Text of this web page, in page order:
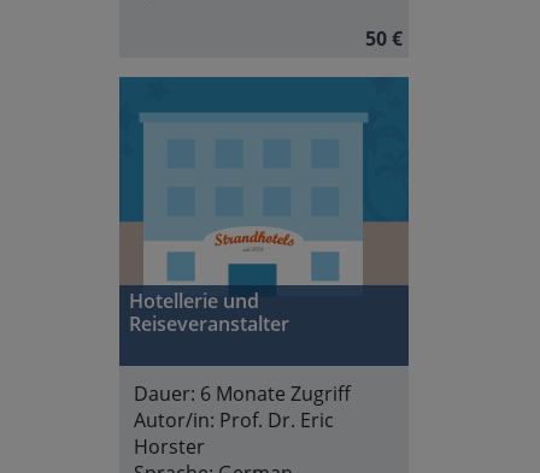
50 €
Hotellerie und
Reiseveranstalter
Dauer: 6 Monate Zugriff
Autor/in: Prof. Dr. Eric
Horster